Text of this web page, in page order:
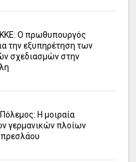
Ο πρωθυπουργός
την εξυπηρέτηση των
σχεδιασμών στην
Η μοιραία
γερμανικών πλοίων